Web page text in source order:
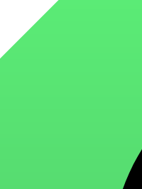
и нейтрализации запахов
за тканями
изделий
чистящие средства
средства
средства